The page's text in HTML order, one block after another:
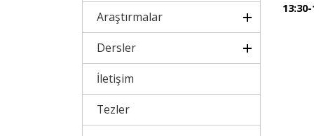
Araştırmalar
Dersler
İletişim
Tezler